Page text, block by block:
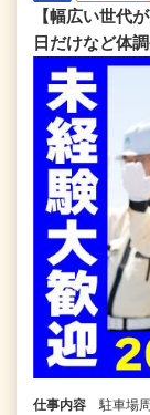
【幅広い世代
日だけなど体
仕事内容
駐車場